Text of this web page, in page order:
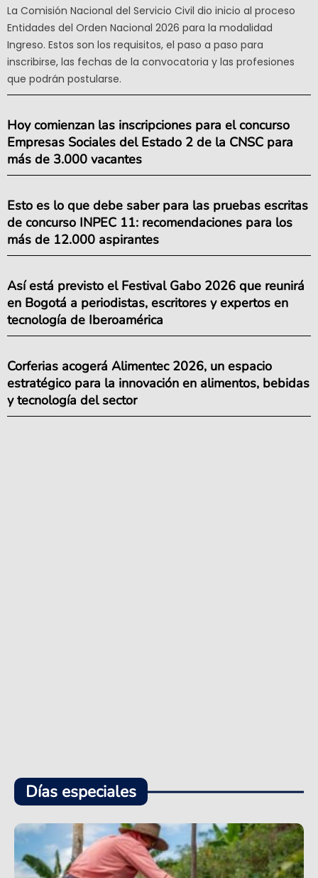
La Comisión Nacional del Servicio Civil dio inicio al proceso
Entidades del Orden Nacional 2026 para la modalidad
Ingreso. Estos son los requisitos, el paso a paso para
inscribirse, las fechas de la convocatoria y las profesiones
que podrán postularse.
Hoy comienzan las inscripciones para el concurso
Empresas Sociales del Estado 2 de la CNSC para
más de 3.000 vacantes
Esto es lo que debe saber para las pruebas escritas
de concurso INPEC 11: recomendaciones para los
más de 12.000 aspirantes
Así está previsto el Festival Gabo 2026 que reunirá
en Bogotá a periodistas, escritores y expertos en
tecnología de Iberoamérica
Corferias acogerá Alimentec 2026, un espacio
estratégico para la innovación en alimentos, bebidas
y tecnología del sector
Días especiales